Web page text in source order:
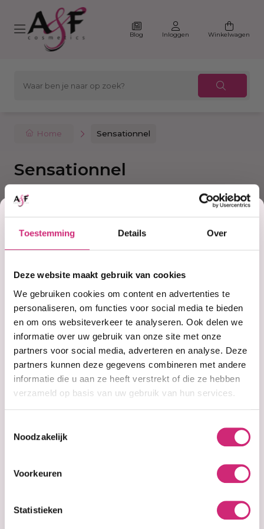
Toestemming Details Over
Deze website maakt gebruik van cookies
We gebruiken cookies om content en advertenties te
personaliseren, om functies voor social media te bieden
en om ons websiteverkeer te analyseren. Ook delen we
informatie over uw gebruik van onze site met onze
partners voor social media, adverteren en analyse. Deze
partners kunnen deze gegevens combineren met andere
informatie die u aan ze heeft verstrekt of die ze hebben
verzameld op basis van uw gebruik van hun services.
Noodzakelijk
Voorkeuren
Statistieken
Blog Inloggen Winkelwagen
Home Sensationnel
Sensationnel
Filter Sorteer
Op voorraad
Sensationnel Soft
Korting
op je
eerste
bestelling